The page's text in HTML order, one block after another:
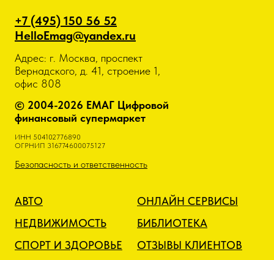
+7 (495) 150 56 52
HelloEmag@yandex.ru
Адрес: г. Москва, проспект
Вернадского, д. 41, строение 1,
офис 808
© 2004-2026 ЕМАГ Цифровой
финансовый супермаркет
ИНН 504102776890
ОГРНИП 316774600075127
Безопасность и ответственность
АВТО
НЕДВИЖИМОСТЬ
СПОРТ И ЗДОРОВЬЕ
ОНЛАЙН СЕРВИСЫ
БИБЛИОТЕКА
ОТЗЫВЫ КЛИЕНТОВ